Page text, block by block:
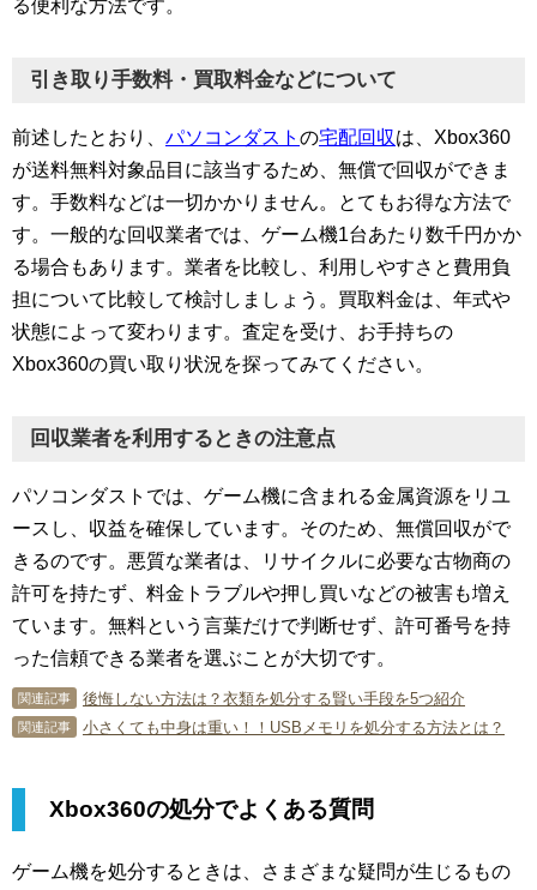
る便利な方法です。
引き取り手数料・買取料金などについて
前述したとおり、 パソコンダスト の宅配回収は、Xbox360
が送料無料対象品目に該当するため、無償で回収ができま
す。手数料などは一切かかりません。とてもお得な方法で
す。一般的な回収業者では、ゲーム機1台あたり数千円かか
る場合もあります。業者を比較し、利用しやすさと費用負
担について比較して検討しましょう。買取料金は、年式や
状態によって変わります。査定を受け、お手持ちの
Xbox360の買い取り状況を探ってみてください。
回収業者を利用するときの注意点
パソコンダストでは、ゲーム機に含まれる金属資源をリユ
ースし、収益を確保しています。そのため、無償回収がで
きるのです。悪質な業者は、リサイクルに必要な古物商の
許可を持たず、料金トラブルや押し買いなどの被害も増え
ています。無料という言葉だけで判断せず、許可番号を持
った信頼できる業者を選ぶことが大切です。
関連記事 後悔しない方法は？衣類を処分する賢い手段を5つ紹介
関連記事 小さくても中身は重い！！USBメモリを処分する方法とは？
Xbox360の処分でよくある質問
ゲーム機を処分するときは、さまざまな疑問が生じるもの